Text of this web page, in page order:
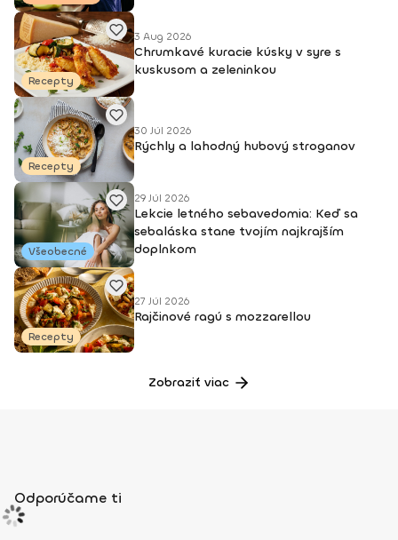
Recepty
3 Aug 2026
Chrumkavé kuracie kúsky v syre s
kuskusom a zeleninkou
Recepty
30 Júl 2026
Rýchly a lahodný hubový stroganov
Všeobecné
29 Júl 2026
Lekcie letného sebavedomia: Keď sa
sebaláska stane tvojím najkrajším
doplnkom
Recepty
27 Júl 2026
Rajčinové ragú s mozzarellou
Zobraziť viac
Odporúčame ti